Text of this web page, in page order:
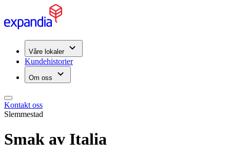
Våre lokaler
Kundehistorier
Om oss
Kontakt oss
Slemmestad
Smak av Italia